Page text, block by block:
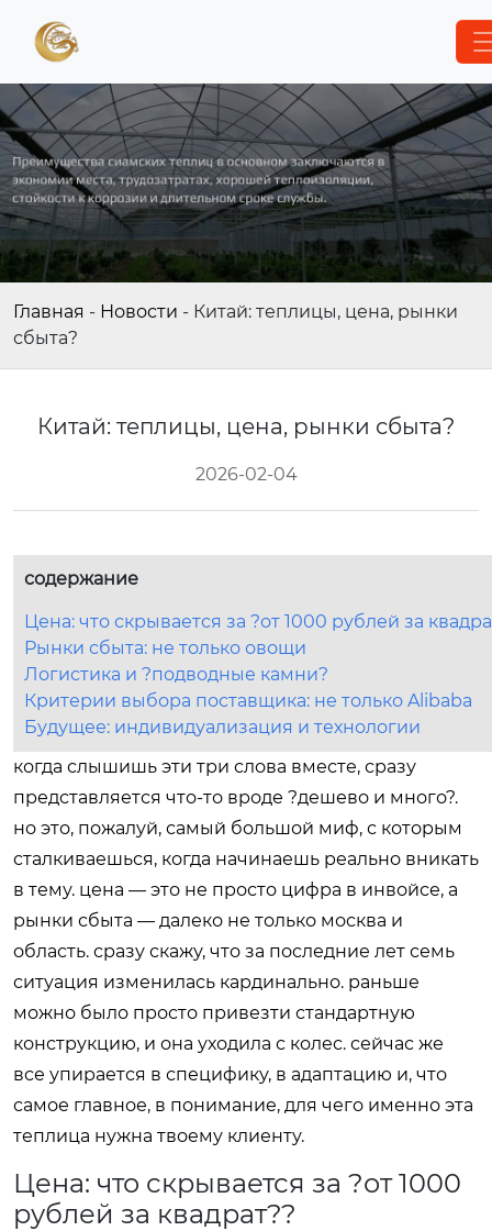
Главная - Новости - Китай: теплицы, цена, рынки
сбыта?
Китай: теплицы, цена, рынки сбыта?
2026-02-04
содержание
Цена: что скрывается за ?от 1000 рублей за
Рынки сбыта: не только овощи
Логистика и ?подводные камни?
Критерии выбора поставщика: не только Alibaba
Будущее: индивидуализация и технологии
когда слышишь эти три слова вместе, сразу
представляется что-то вроде ?дешево и много?.
но это, пожалуй, самый большой миф, с которым
сталкиваешься, когда начинаешь реально вникать
в тему. цена — это не просто цифра в инвойсе, а
рынки сбыта — далеко не только москва и
область. сразу скажу, что за последние лет семь
ситуация изменилась кардинально. раньше
можно было просто привезти стандартную
конструкцию, и она уходила с колес. сейчас же
все упирается в специфику, в адаптацию и, что
самое главное, в понимание, для чего именно эта
теплица нужна твоему клиенту.
Цена: что скрывается за ?от 1000
рублей за квадрат??